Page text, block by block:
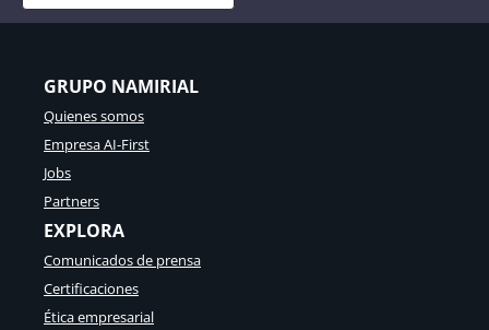
GRUPO NAMIRIAL
Quienes somos
Empresa AI-First
Jobs
Partners
EXPLORA
Comunicados de prensa
Certificaciones
Ética empresarial